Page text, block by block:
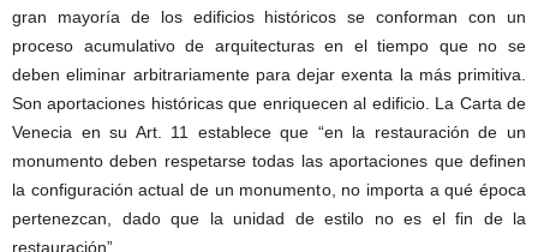
gran mayoría de los edificios históricos se conforman con un
proceso acumulativo de arquitecturas en el tiempo que no se
deben eliminar arbitrariamente para dejar exenta la más primitiva.
Son aportaciones históricas que enriquecen al edificio. La Carta de
Venecia en su Art. 11 establece que “en la restauración de un
monumento deben respetarse todas las aportaciones que definen
la configuración actual de un monumento, no importa a qué época
pertenezcan, dado que la unidad de estilo no es el fin de la
restauración”.